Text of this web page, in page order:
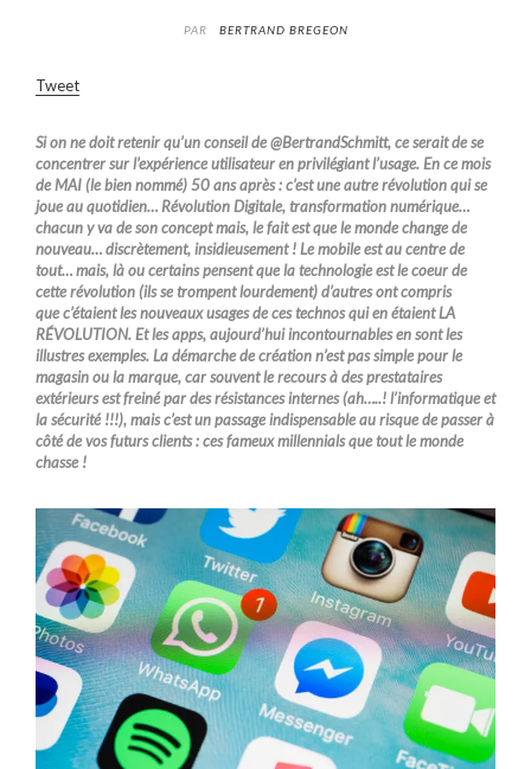
PAR BERTRAND BREGEON
Tweet
Si on ne doit retenir qu’un conseil de @BertrandSchmitt, ce serait de se
concentrer sur l’expérience utilisateur en privilégiant l’usage. En ce mois
de MAI (le bien nommé) 50 ans après : c’est une autre révolution qui se
joue au quotidien… Révolution Digitale, transformation numérique…
chacun y va de son concept mais, le fait est que le monde change de
nouveau… discrètement, insidieusement ! Le mobile est au centre de
tout… mais, là ou certains pensent que la technologie est le coeur de
cette révolution (ils se trompent lourdement) d’autres ont compris
que c’étaient les nouveaux usages de ces technos qui en étaient LA
RÉVOLUTION. Et les apps, aujourd’hui incontournables en sont les
illustres exemples. La démarche de création n’est pas simple pour le
magasin ou la marque, car souvent le recours à des prestataires
extérieurs est freiné par des résistances internes (ah…..! l’informatique et
la sécurité !!!), mais c’est un passage indispensable au risque de passer à
côté de vos futurs clients : ces fameux millennials que tout le monde
chasse !